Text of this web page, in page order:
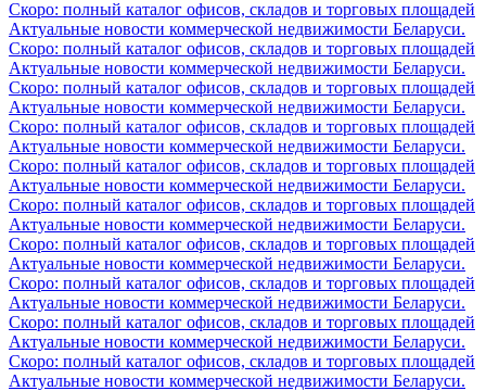
Скоро: полный каталог офисов, складов и торговых площадей
Актуальные новости коммерческой недвижимости Беларуси.
Скоро: полный каталог офисов, складов и торговых площадей
Актуальные новости коммерческой недвижимости Беларуси.
Скоро: полный каталог офисов, складов и торговых площадей
Актуальные новости коммерческой недвижимости Беларуси.
Скоро: полный каталог офисов, складов и торговых площадей
Актуальные новости коммерческой недвижимости Беларуси.
Скоро: полный каталог офисов, складов и торговых площадей
Актуальные новости коммерческой недвижимости Беларуси.
Скоро: полный каталог офисов, складов и торговых площадей
Актуальные новости коммерческой недвижимости Беларуси.
Скоро: полный каталог офисов, складов и торговых площадей
Актуальные новости коммерческой недвижимости Беларуси.
Скоро: полный каталог офисов, складов и торговых площадей
Актуальные новости коммерческой недвижимости Беларуси.
Скоро: полный каталог офисов, складов и торговых площадей
Актуальные новости коммерческой недвижимости Беларуси.
Скоро: полный каталог офисов, складов и торговых площадей
Актуальные новости коммерческой недвижимости Беларуси.